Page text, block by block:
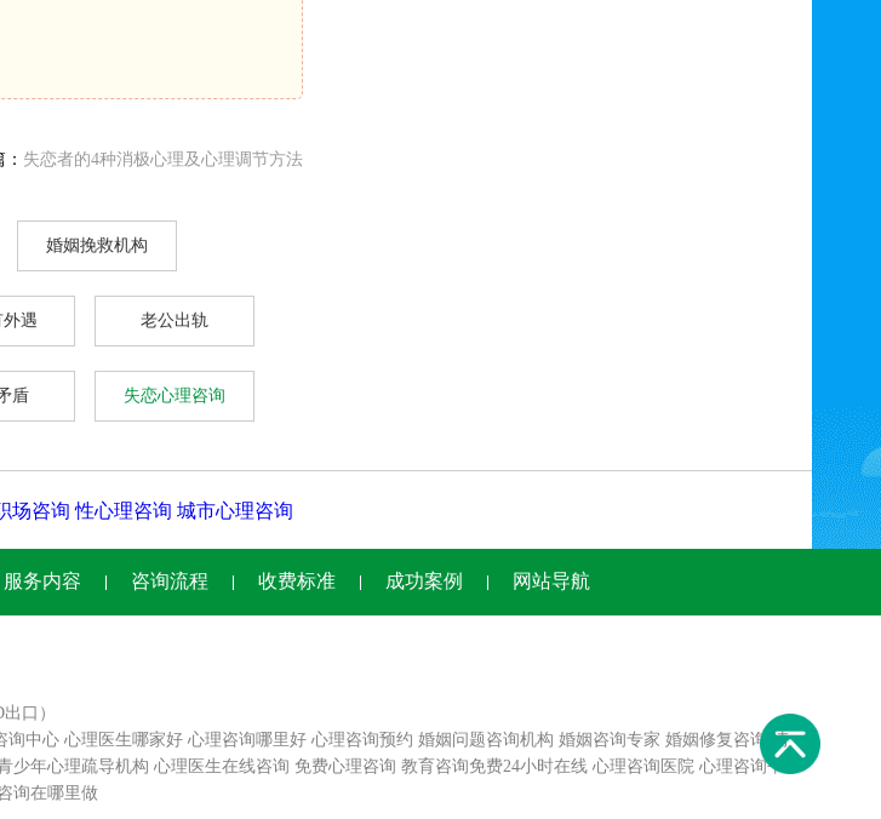
失恋者的4种消极心理及心理调节方法
婚姻挽救机构
遇 老公出轨
盾 失恋心理咨询
场咨询 性心理咨询 城市心理咨询
服务内容 咨询流程 收费标准 成功案例 网站导航
口）
询中心 心理医生哪家好 心理咨询哪里好 心理咨询预约 婚姻问题咨询机构 婚姻咨询专家 婚姻修复咨询 情
少年心理疏导机构 心理医生在线咨询 免费心理咨询 教育咨询免费24小时在线 心理咨询医院 心理咨询平
询在哪里做